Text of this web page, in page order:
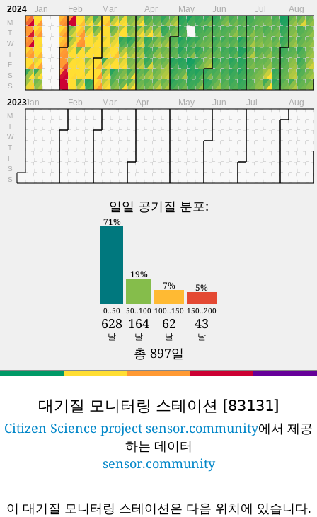
2024
M
T
W
T
F
S
S
Jan Feb Mar Apr May Jun Jul Aug
2023
M
T
W
T
F
S
S
Jan Feb Mar Apr May Jun Jul Aug
일일 공기질 분포:
71%
19%
7%
5%
0..50 50..100 100..150 150..200
628 164 62 43
날 날 날 날
총 897일
대기질 모니터링 스테이션 [83131]
Citizen Science project sensor.community에서 제공
하는 데이터
sensor.community
이 대기질 모니터링 스테이션은 다음 위치에 있습니다.